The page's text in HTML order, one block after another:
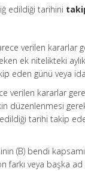
edildiği tarihini
verilen kararlar
ek nitelikteki
eden günü veya
verilen kararlar
düzenlenmesi
tarihi takip
(B) bendi
farkı veya başka